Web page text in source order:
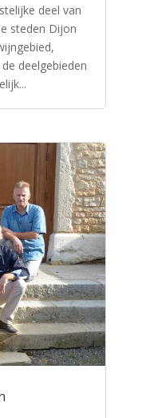
deel van
steden Dijon
deelgebieden